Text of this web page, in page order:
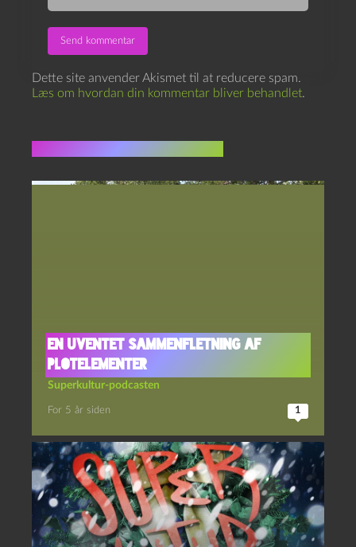
Dette site anvender Akismet til at reducere spam.
Læs om hvordan din kommentar bliver behandlet.
En uventet sammenfletning af
plotelementer
Superkultur-podcasten
For 5 år siden 1